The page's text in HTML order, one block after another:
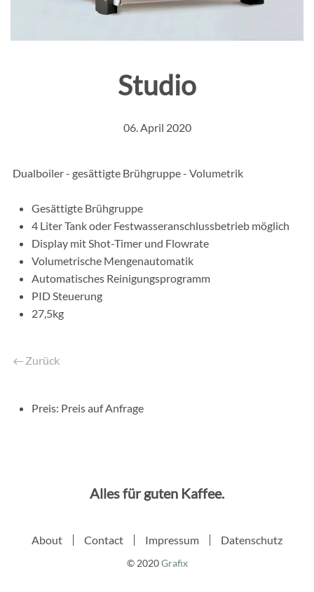
Studio
06. April 2020
Dualboiler - gesättigte Brühgruppe - Volumetrik
Gesättigte Brühgruppe
4 Liter Tank oder Festwasseranschlussbetrieb möglich
Display mit Shot-Timer und Flowrate
Volumetrische Mengenautomatik
Automatisches Reinigungsprogramm
PID Steuerung
27,5kg
Zurück
Preis: Preis auf Anfrage
Alles für guten Kaffee.
About Contact Impressum Datenschutz
© 2020Grafix